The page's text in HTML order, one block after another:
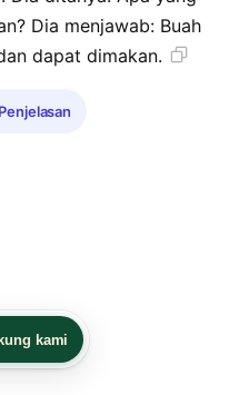
Dia menjawab: Buah
dapat dimakan.
Penjelasan
kami